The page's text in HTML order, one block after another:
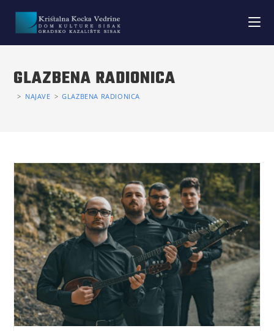
GLAZBENA RADIONICA
> NAJAVE > GLAZBENA RADIONICA